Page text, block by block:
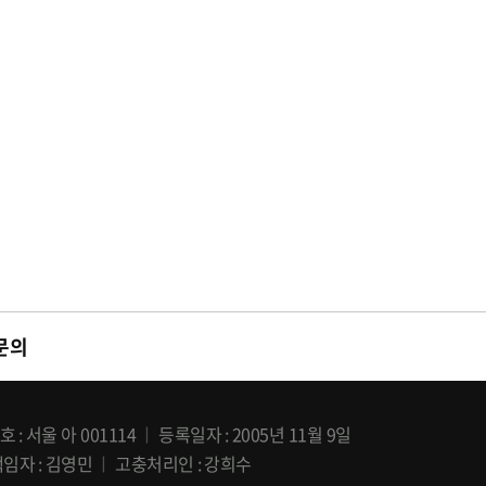
의
서울 아 001114 등록일자 2005년 11월 9일
자 김영민 고충처리인 강희수